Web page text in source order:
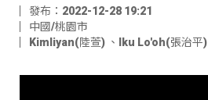
發布：2022-12-28 19:21
中國/桃園市
Kimliyan(陸萱) 、 Iku Lo'oh(張治平)